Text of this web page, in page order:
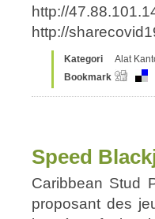
http://
http://
Kategori
Alat
Bookmark
Speed
Caribbean Stud
proposant des